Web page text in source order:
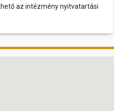
az intézmény nyitvatartási